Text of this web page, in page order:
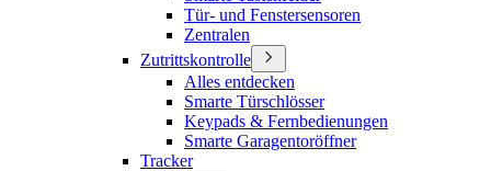
Tür- und Fenstersensoren
Zentralen
Zutrittskontrolle
Alles entdecken
Smarte Türschlösser
Keypads & Fernbedienungen
Smarte Garagentoröffner
Tracker